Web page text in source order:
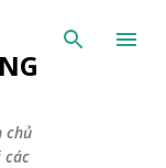
chủ
các